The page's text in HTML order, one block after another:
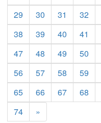
29
30 31 32
38
39 40 41
47
48 49 50
56
57 58 59
65
66 67 68
74
»